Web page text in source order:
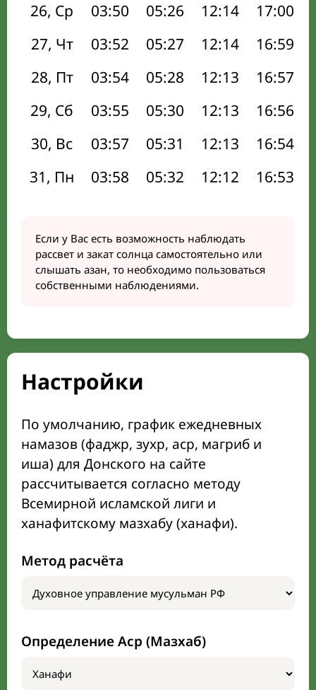
26, Ср
03:50 05:26 12:14 17:00
27, Чт
03:52 05:27 12:14 16:59
28, Пт
03:54 05:28 12:13 16:57
29, Сб
03:55 05:30 12:13 16:56
30, Вс
03:57 05:31 12:13 16:54
31, Пн
03:58 05:32 12:12 16:53
Если у Вас есть возможность наблюдать
рассвет и закат солнца самостоятельно или
слышать азан, то необходимо пользоваться
собственными наблюдениями.
Настройки
По умолчанию, график ежедневных
намазов (фаджр, зухр, аср, магриб и
иша) для Донского на сайте
рассчитывается согласно методу
Всемирной исламской лиги и
ханафитскому мазхабу (ханафи).
Метод расчёта
Определение Аср (Мазхаб)